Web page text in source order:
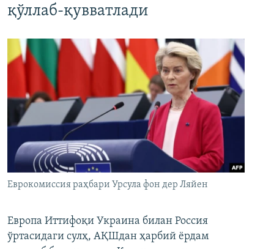
қўллаб-қувватлади
Еврокомиссия раҳбари Урсула фон дер Ляйен
Европа Иттифоқи Украина билан Россия
ўртасидаги сулҳ, АҚШдан ҳарбий ёрдам